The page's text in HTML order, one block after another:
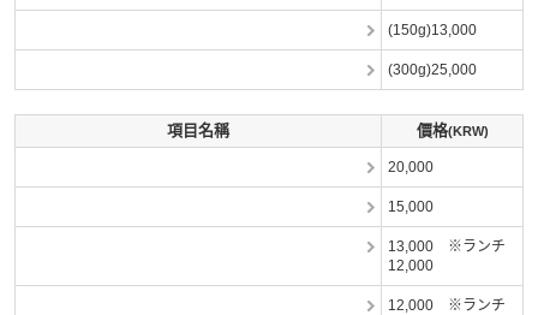
(150g)13,000
(300g)25,000
項目名稱 價格(KRW)
20,000
15,000
13,000 ※ランチ
12,000
12,000 ※ランチ